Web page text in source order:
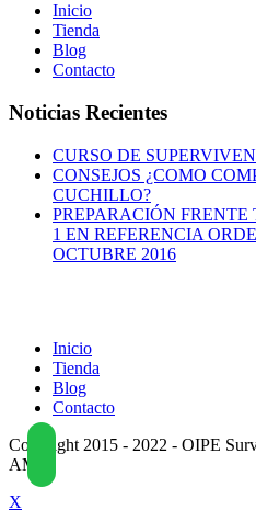
Inicio
Tienda
Blog
Contacto
Noticias Recientes
CURSO DE
CONSEJOS ¿COMO
CUCHILLO?
PREPARACIÓN FRENTE
1 EN REFERENCIA
OCTUBRE 2016
Inicio
Tienda
Blog
Contacto
Copyright 2015 - 2022 - OIPE
AM
X